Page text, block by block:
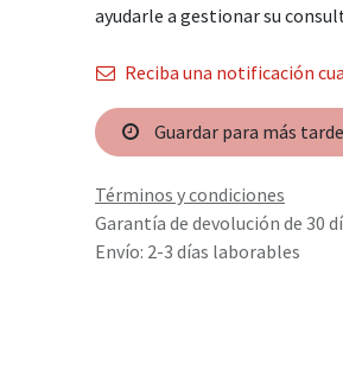
ayudarle a gestionar su
Reciba una notificación
Guardar para más tarde
Términos y condiciones
Garantía de devolución de 30
Envío: 2-3 días laborables